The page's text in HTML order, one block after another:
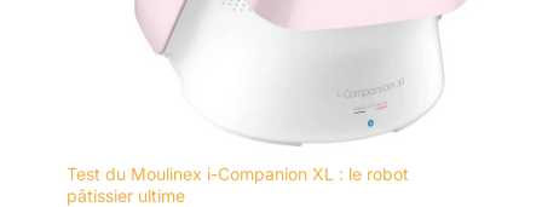
Test du Moulinex i-Companion XL : le robot
pâtissier ultime